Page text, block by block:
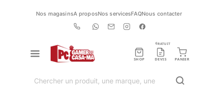
Nos magasinsA proposNos servicesFAQNous contacter
SHOP DEVIS
GRATUIT
PANIER